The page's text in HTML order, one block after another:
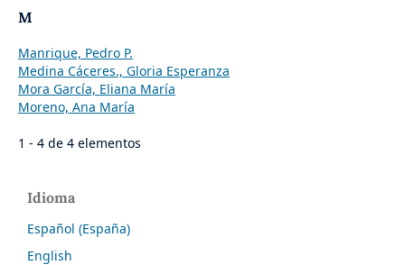
M
Manrique, Pedro P.
Medina Cáceres., Gloria Esperanza
Mora García, Eliana María
Moreno, Ana María
1 - 4 de 4 elementos
Idioma
Español (España)
English